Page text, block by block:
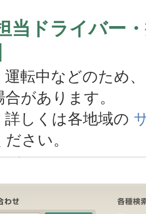
当ドライバー
転中などのため
合があります。
しくは各地域の
ださい。